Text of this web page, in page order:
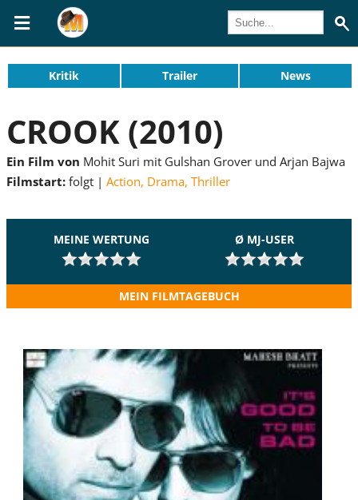
Kritik Trailer News
CROOK (2010)
Ein Film von Mohit Suri mit Gulshan Grover und Arjan Bajwa
Filmstart: folgt Action, Drama, Thriller
MEINE WERTUNG Ø MJ-USER
MEIN FILMTAGEBUCH